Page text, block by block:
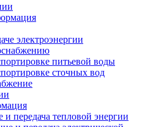
электроэнергии
питьевой воды
сточных вод
и передача тепловой энергии